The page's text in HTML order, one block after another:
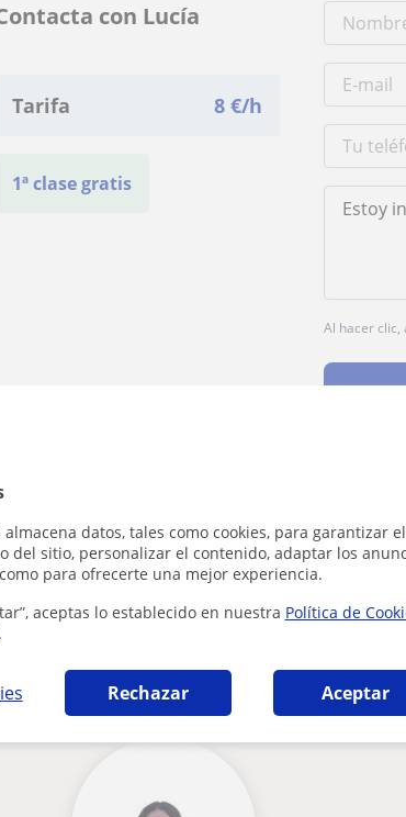
datos, tales como cookies, para garantizar el
del sitio, personalizar el contenido, adaptar los
para ofrecerte una mejor experiencia.
aceptas lo establecido en nuestra Política de
.
Rechazar Aceptar
con Lucía
Tarifa 8 €/h
1ª clase gratis
Al hacer
algún error en este perfil?
que pueden interesarte